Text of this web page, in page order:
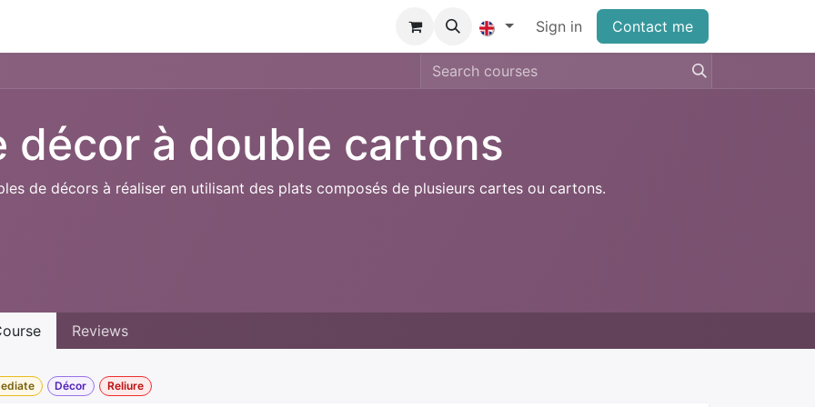
Sign in Contact me
décor à double cartons
de décors à réaliser en utilisant des plats composés de plusieurs cartes ou cartons.
Reviews
Décor Reliure